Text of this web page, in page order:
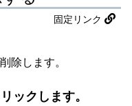
固定リンク
除します。
ックします。